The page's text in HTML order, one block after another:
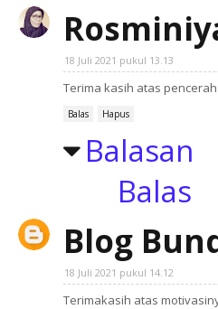
18 Juli 2021 pukul 13.13
Terima kasih atas
Balas Hapus
Balasan
Balas
Blog
18 Juli 2021 pukul 14.12
Terimakasih atas